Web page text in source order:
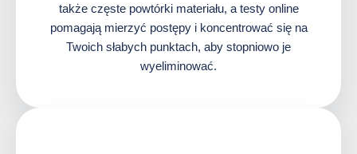
także częste powtórki materiału, a testy online
pomagają mierzyć postępy i koncentrować się na
Twoich słabych punktach, aby stopniowo je
wyeliminować.